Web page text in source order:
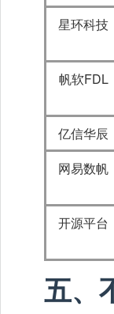
星环科技
帆软FDL
亿信华辰
网易数帆
开源平台
五、